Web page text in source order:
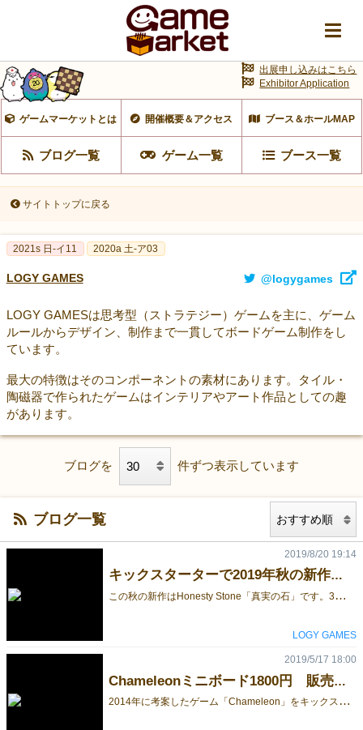
ゲームマーケットとは 開催概要＆アクセス ブース＆ホールMAP
ブログ一覧 ゲーム一覧 ブース一覧
出展申し込みはこちら
Exhibitor Application
サイトトップに戻る
2021s 日-イ11 2020a 土-ア03
LOGY GAMES @logygames
LOGY GAMESは思考型（ストラテジー）ゲームを主に、ゲーム
ルールからデザイン、制作まで一貫してボードゲーム制作をし
ています。
最大の特徴はそのコンポーネントの素材にあります。タイル・
陶磁器で作られたゲームはインテリアやアート作品としての趣
があります。
ブログを 件ずつ表示しています
ブログ一覧
キックスターターで2019年秋の新作「真実の石」を先行販売します！
こ
の秋の新作はHonesty Stone「真実の石」です。3つの宝石の色を当てるあいだに真実の石を使ってプレーヤーの嘘を見抜く戦略的ブラフゲームです。 11月のゲームマーケットでの発売に先行して、この8月22日（木曜日）からキックスターターで世界発売します。ご興味のある方は是非覗いてみてください。 LOGY GAMES ギフトボツクス 山本 現在はフィードバック用のプレヴューページです。開始は22日の午前10時です。いつものように12日間の短期プロジェクトです。 https://www.kickstarter.com/projects/logygames/684874193?ref=5442i9&token=d6390039
2019/8/20 19:14
LOGY GAMES
Chameleonミニボード1800円 販売します
2
014年に考案したゲーム「Chameleon」をキックスターターキャンペーンのためにリメイクしました。ミニボードは持ち運びに便利でコンパクトな10cmタイル製です。 販売価格は1800円です。18個作りました。駒が居るタイルの色と、駒の色の組み合わせによって、ナイトとビショップの動きをスイッチします。アブストラクトゲーム好きにはたまらないゲームです。ぜひどうぞ。 詳しいゲーム説明はホームページをご覧ください。 http://www.logygames.com/logy/chameleon.html ご予約いただいた方には☆印のキング駒を差し上げます。これを使うとゲームのルール幅が広がります。きっと。 左側のスタンダードサイズ15cmは既に完売です。ごめんなさい。 25日土曜日のみ出店します。ブース番号は「 G67 」です。お待ちしています。 LOGY GAMES 山本
2019/5/17 18:00